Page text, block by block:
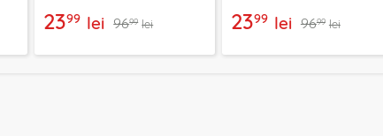
2399 lei 9699 lei 2399 lei 9699 lei